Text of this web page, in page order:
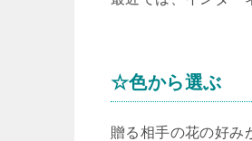
☆色から選ぶ
贈る相手の花の好み